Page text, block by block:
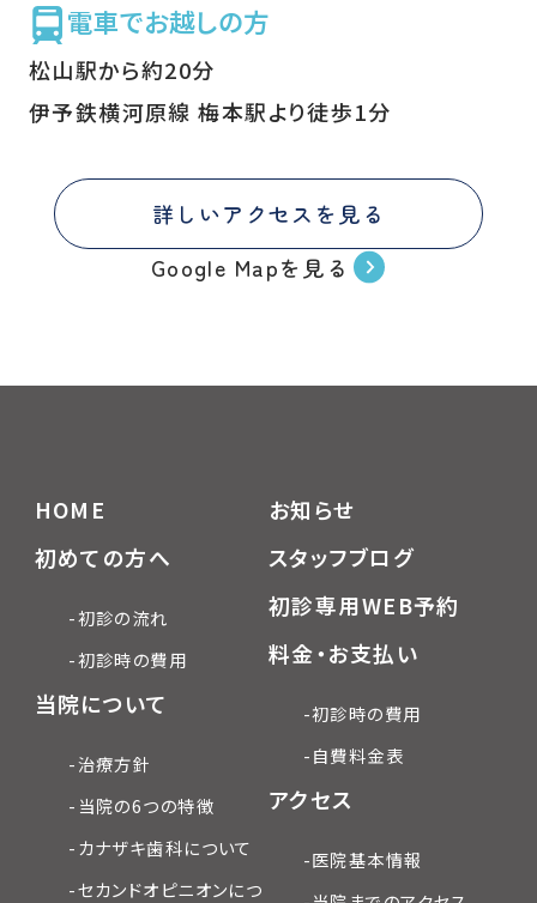
電車でお越しの方
松山駅から約20分
伊予鉄横河原線 梅本駅より徒歩1分
詳しいアクセスを見る
Google Mapを見る
HOME
初めての方へ
-初診の流れ
-初診時の費用
当院について
-治療方針
-当院の6つの特徴
-カナザキ歯科について
-セカンドオピニオンにつ
お知らせ
スタッフブログ
初診専用WEB予約
料金・お支払い
-初診時の費用
-自費料金表
アクセス
-医院基本情報